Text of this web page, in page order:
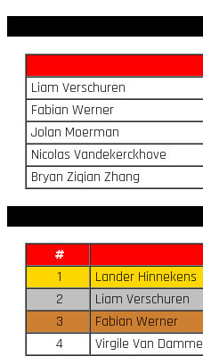
Liam Verschuren
Fabian Werner
Jolan Moerman
Nicolas Vandekerckhove
Bryan Ziqian Zhang
#
1
Lander Hinnekens
2
Liam Verschuren
3
Fabian Werner
4
Virgile Van Damme